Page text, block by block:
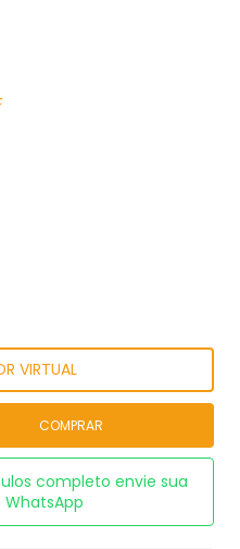
VIRTUAL
completo envie sua